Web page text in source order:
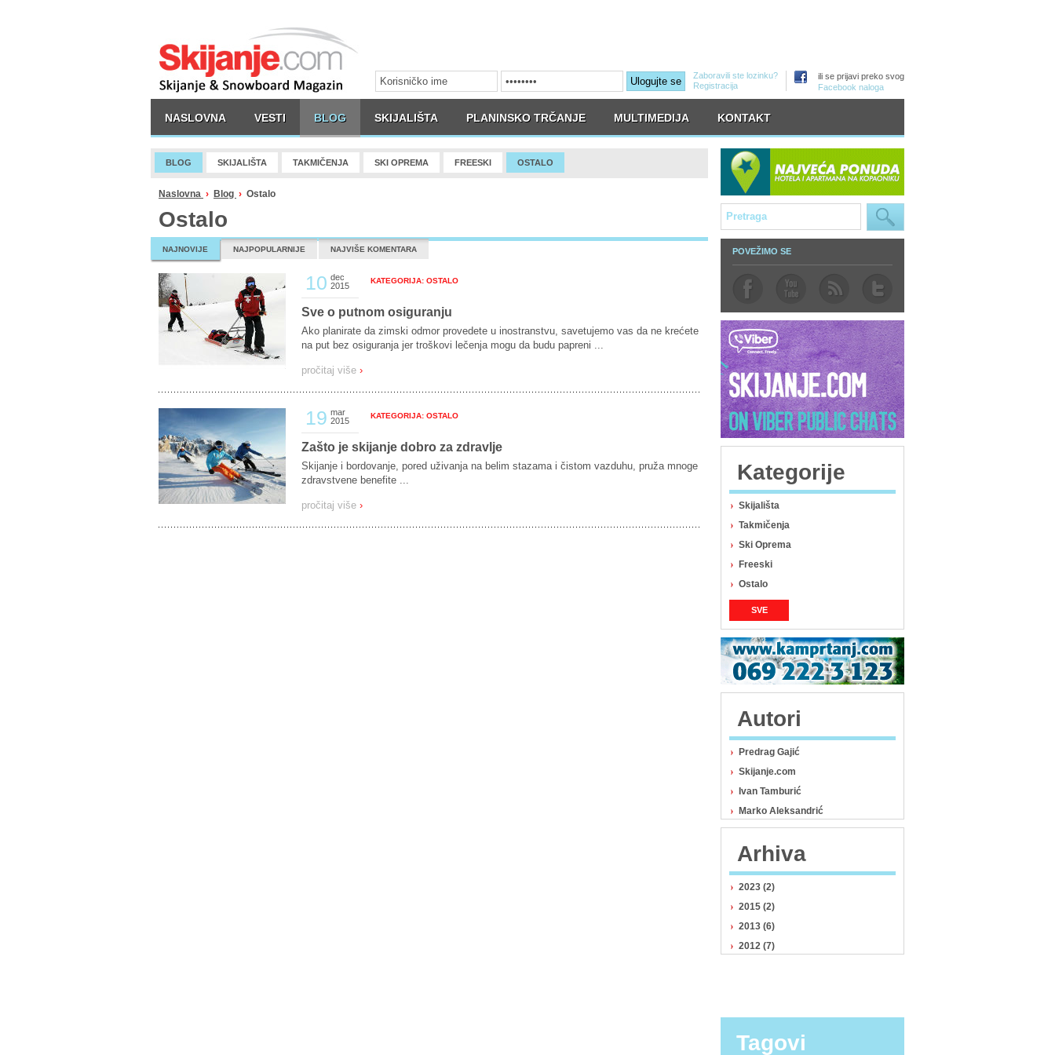
Ulogujte se
Zaboravili ste lozinku?
Registracija
ili se prijavi preko svog
Facebook naloga
NASLOVNA VESTI BLOG SKIJALIŠTA PLANINSKO TRČANJE MULTIMEDIJA KONTAKT
BLOG SKIJALIŠTA TAKMIČENJA SKI OPREMA FREESKI OSTALO
Naslovna › Blog › Ostalo
Ostalo
NAJNOVIJE NAJPOPULARNIJE NAJVIŠE KOMENTARA
10 dec
2015
KATEGORIJA: OSTALO
Sve o putnom osiguranju
Ako planirate da zimski odmor provedete u inostranstvu, savetujemo vas da ne krećete
na put bez osiguranja jer troškovi lečenja mogu da budu papreni ...
pročitaj više ›
19 mar
2015
KATEGORIJA: OSTALO
Zašto je skijanje dobro za zdravlje
Skijanje i bordovanje, pored uživanja na belim stazama i čistom vazduhu, pruža mnoge
zdravstvene benefite ...
pročitaj više ›
POVEŽIMO SE
Kategorije
Skijališta
Takmičenja
Ski Oprema
Freeski
Ostalo
SVE
Autori
Predrag Gajić
Skijanje.com
Ivan Tamburić
Marko Aleksandrić
Arhiva
2023 (2)
2015 (2)
2013 (6)
2012 (7)
Tagovi